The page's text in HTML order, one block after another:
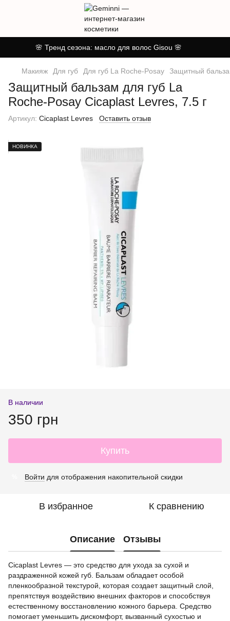
🌸 Тренд сезона: масло для волос Gisou 🌸
Макияж Для губ Для губ La Roche-Posay Защитный
Защитный бальзам для губ La
Roche-Posay Cicaplast Levres, 7.5 г
Артикул: Cicaplast Levres Оставить отзыв
НОВИНКА
В наличии
350 грн
Купить
Войти для отображения накопительной скидки
В избранное К сравнению
Описание Отзывы
Cicaplast Levres — это средство для ухода за сухой и
раздраженной кожей губ. Бальзам обладает особой
пленкообразной текстурой, которая создает защитный слой,
препятствуя воздействию внешних факторов и способствуя
естественному восстановлению кожного барьера. Средство
помогает уменьшить дискомфорт, вызванный сухостью и